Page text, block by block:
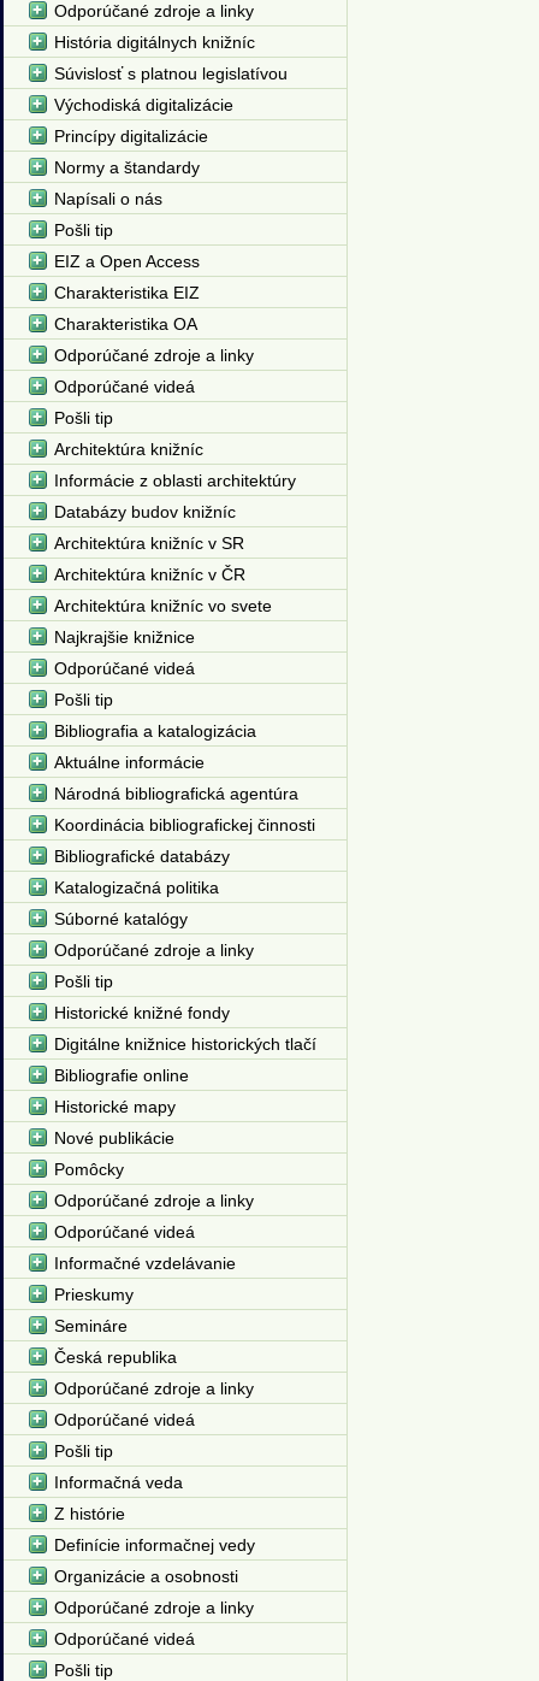
Odporúčané zdroje a linky
História digitálnych knižníc
Súvislosť s platnou legislatívou
Východiská digitalizácie
Princípy digitalizácie
Normy a štandardy
Napísali o nás
Pošli tip
EIZ a Open Access
Charakteristika EIZ
Charakteristika OA
Odporúčané zdroje a linky
Odporúčané videá
Pošli tip
Architektúra knižníc
Informácie z oblasti architektúry
Databázy budov knižníc
Architektúra knižníc v SR
Architektúra knižníc v ČR
Architektúra knižníc vo svete
Najkrajšie knižnice
Odporúčané videá
Pošli tip
Bibliografia a katalogizácia
Aktuálne informácie
Národná bibliografická agentúra
Koordinácia bibliografickej činnosti
Bibliografické databázy
Katalogizačná politika
Súborné katalógy
Odporúčané zdroje a linky
Pošli tip
Historické knižné fondy
Digitálne knižnice historických tlačí
Bibliografie online
Historické mapy
Nové publikácie
Pomôcky
Odporúčané zdroje a linky
Odporúčané videá
Informačné vzdelávanie
Prieskumy
Semináre
Česká republika
Odporúčané zdroje a linky
Odporúčané videá
Pošli tip
Informačná veda
Z histórie
Definície informačnej vedy
Organizácie a osobnosti
Odporúčané zdroje a linky
Odporúčané videá
Pošli tip